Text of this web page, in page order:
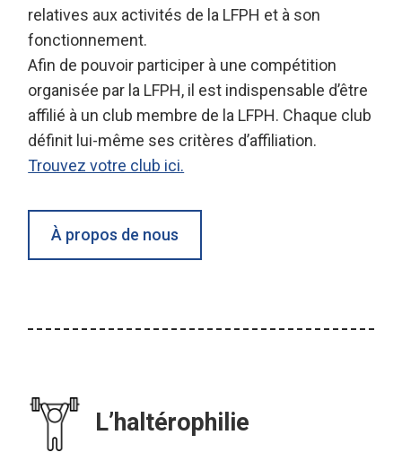
relatives aux activités de la LFPH et à son
fonctionnement.
Afin de pouvoir participer à une compétition
organisée par la LFPH, il est indispensable d’être
affilié à un club membre de la LFPH. Chaque club
définit lui-même ses critères d’affiliation.
Trouvez votre club ici.
À propos de nous
L’haltérophilie